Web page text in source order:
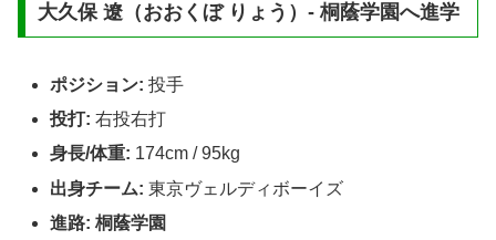
大久保 遼（おおくぼ りょう）- 桐蔭学園へ進学
ポジション: 投手
投打: 右投右打
身長/体重: 174cm / 95kg
出身チーム: 東京ヴェルディボーイズ
進路: 桐蔭学園